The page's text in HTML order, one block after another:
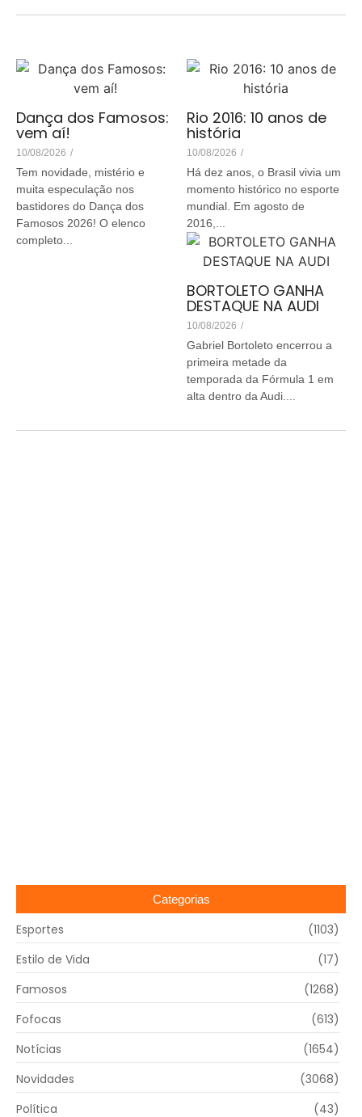
Dança dos Famosos:
vem aí!
10/08/2026 /
Tem novidade, mistério e
muita especulação nos
bastidores do Dança dos
Famosos 2026! O elenco
completo...
Rio 2016: 10 anos de
história
10/08/2026 /
Há dez anos, o Brasil vivia um
momento histórico no esporte
mundial. Em agosto de
2016,...
BORTOLETO GANHA
DESTAQUE NA AUDI
10/08/2026 /
Gabriel Bortoleto encerrou a
primeira metade da
temporada da Fórmula 1 em
alta dentro da Audi....
Categorias
Esportes
(1103)
Estilo de Vida
(17)
Famosos
(1268)
Fofocas
(613)
Notícias
(1654)
Novidades
(3068)
Política
(43)